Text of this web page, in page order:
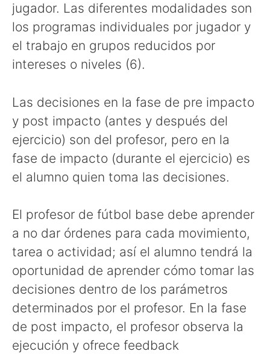
jugador. Las diferentes modalidades son
los programas individuales por jugador y
el trabajo en grupos reducidos por
intereses o niveles (6).
Las decisiones en la fase de pre impacto
y post impacto (antes y después del
ejercicio) son del profesor, pero en la
fase de impacto (durante el ejercicio) es
el alumno quien toma las decisiones.
El profesor de fútbol base debe aprender
a no dar órdenes para cada movimiento,
tarea o actividad; así el alumno tendrá la
oportunidad de aprender cómo tomar las
decisiones dentro de los parámetros
determinados por el profesor. En la fase
de post impacto, el profesor observa la
ejecución y ofrece feedback